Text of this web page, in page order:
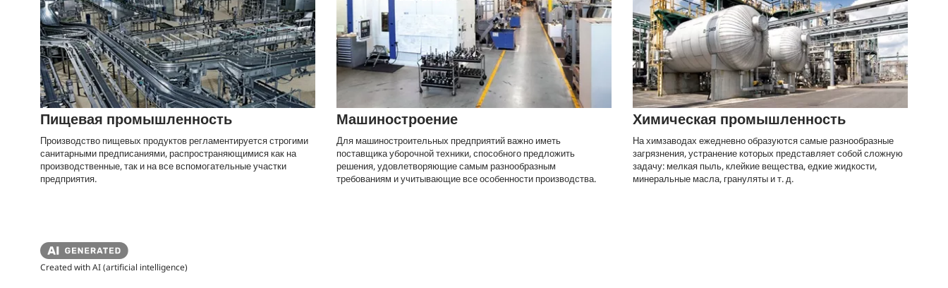
Пищевая промышленность
Производство пищевых продуктов регламентируется строгими
санитарными предписаниями, распространяющимися как на
производственные, так и на все вспомогательные участки
предприятия.
Машиностроение
Для машиностроительных предприятий важно иметь
поставщика уборочной техники, способного предложить
решения, удовлетворяющие самым разнообразным
требованиям и учитывающие все особенности производства.
Химическая промышленность
На химзаводах ежедневно образуются самые разнообразные
загрязнения, устранение которых представляет собой сложную
задачу: мелкая пыль, клейкие вещества, едкие жидкости,
минеральные масла, грануляты и т. д.
Created with AI (artificial intelligence)